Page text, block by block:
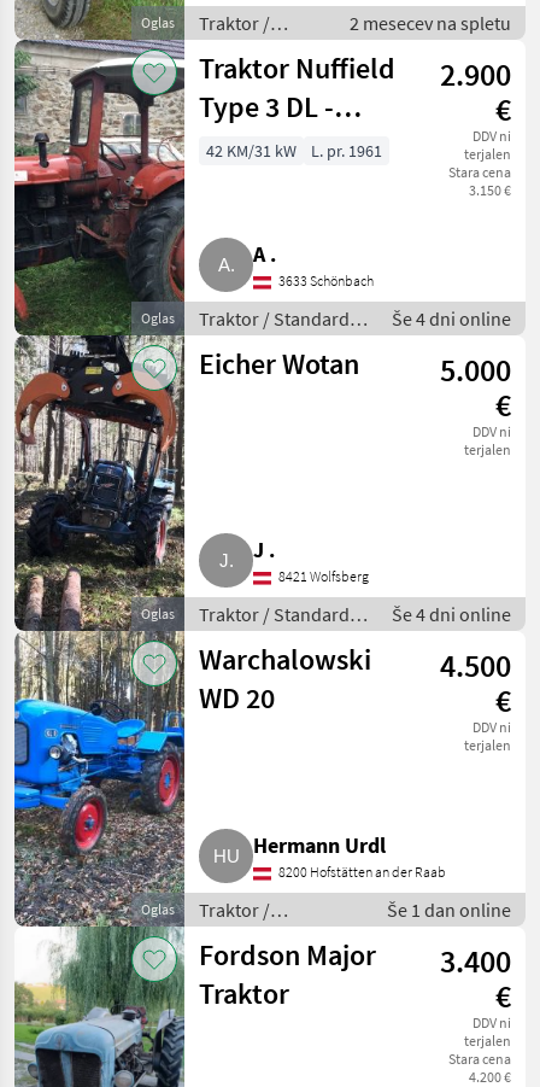
Oglas
Traktor /
Standardni
traktor
2 mesecev na spletu
Oglas
Traktor Nuffield
Type 3 DL -
Oldtimer
2.900
€
DDV ni
terjalen
Stara cena
3.150 €
42 KM/31 kW L. pr. 1961
A .
3633 Schönbach
Traktor / Standardni
traktor
Še 4 dni online
Oglas
Eicher Wotan
5.000
€
DDV ni
terjalen
J .
8421 Wolfsberg
Traktor / Standardni
traktor
Še 4 dni online
Oglas
Warchalowski
WD 20
4.500
€
DDV ni
terjalen
Hermann Urdl
8200 Hofstätten an der Raab
Traktor /
Standardni traktor
Še 1 dan online
Fordson Major
Traktor
3.400
€
DDV ni
terjalen
Stara cena
4.200 €